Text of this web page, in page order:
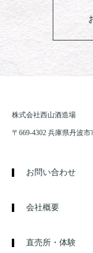
株式会社西山酒造場
〒669-4302 兵庫県丹波
お問い合わせ
会社概要
直売所・体験